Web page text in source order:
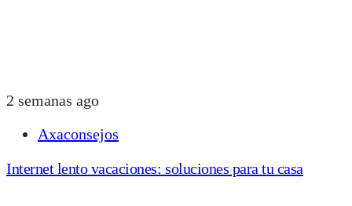
2 semanas ago
Axaconsejos
Internet lento vacaciones: soluciones para tu casa